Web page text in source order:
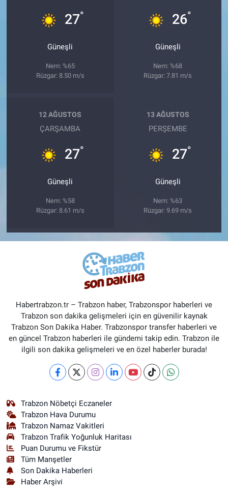
27°
Güneşli
Nem: %65
Rüzgar: 8.50 m/s
26°
Güneşli
Nem: %68
Rüzgar: 7.81 m/s
12 AĞUSTOS
ÇARŞAMBA
27°
Güneşli
Nem: %58
Rüzgar: 8.61 m/s
13 AĞUSTOS
PERŞEMBE
27°
Güneşli
Nem: %63
Rüzgar: 9.69 m/s
Habertrabzon.tr – Trabzon haber, Trabzonspor haberleri ve
Trabzon son dakika gelişmeleri için en güvenilir kaynak
Trabzon Son Dakika Haber. Trabzonspor transfer haberleri ve
en güncel Trabzon haberleri ile gündemi takip edin. Trabzon ile
ilgili son dakika gelişmeleri ve en özel haberler burada!
Trabzon Nöbetçi Eczaneler
Trabzon Hava Durumu
Trabzon Namaz Vakitleri
Trabzon Trafik Yoğunluk Haritası
Puan Durumu ve Fikstür
Tüm Manşetler
Son Dakika Haberleri
Haber Arşivi